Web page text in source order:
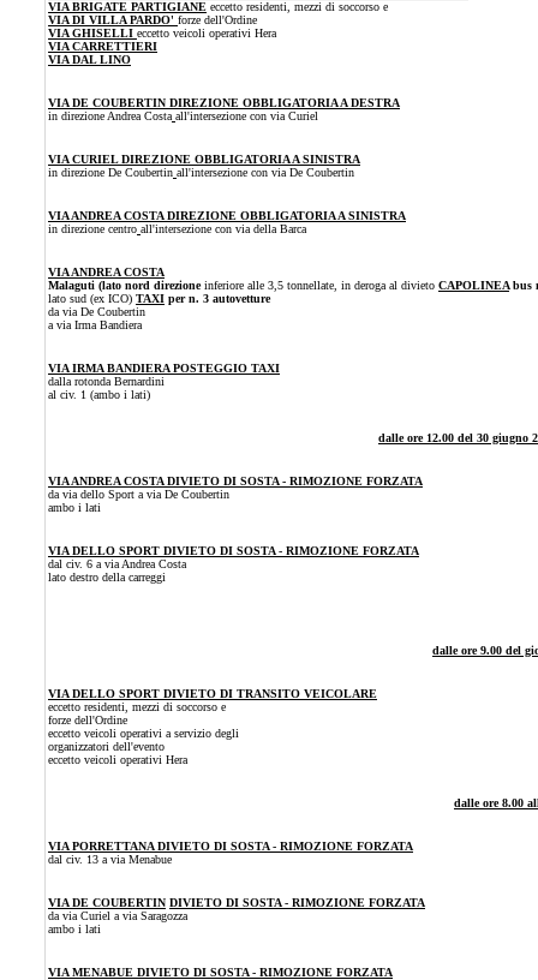
VIA BRIGATE PARTIGIANE eccetto residenti, mezzi di soccorso e
VIA DI VILLA PARDO' forze dell'Ordine
VIA GHISELLI eccetto veicoli operativi Hera
VIA CARRETTIERI
VIA DAL LINO
VIA DE COUBERTIN DIREZIONE OBBLIGATORIA A DESTRA
in direzione Andrea Costa all'intersezione con via Curiel
VIA CURIEL DIREZIONE OBBLIGATORIA A SINISTRA
in direzione De Coubertin all'intersezione con via De Coubertin
VIA ANDREA COSTA DIREZIONE OBBLIGATORIA A SINISTRA
in direzione centro all'intersezione con via della Barca
VIA ANDREA COSTA
Malaguti (lato nord direzioneinferiore alle 3,5 tonnellate, in deroga al divieto CAPOLINEAbus
lato sud (ex ICO) TAXI per n. 3 autovetture
da via De Coubertin
a via Irma Bandiera
VIA IRMA BANDIERA POSTEGGIO TAXI
dalla rotonda Bernardini
al civ. 1 (ambo i lati)
dalle ore 12.00 del 30 giugno
VIA ANDREA COSTA DIVIETO DI SOSTA - RIMOZIONE FORZATA
da via dello Sport a via De Coubertin
ambo i lati
VIA DELLO SPORT DIVIETO DI SOSTA - RIMOZIONE FORZATA
dal civ. 6 a via Andrea Costa
lato destro della carreggi
dalle ore9.00 del
VIA DELLO SPORT DIVIETO DI TRANSITO VEICOLARE
eccetto residenti, mezzi di soccorso e
forze dell'Ordine
eccetto veicoli operativi a servizio degli
organizzatori dell'evento
eccetto veicoli operativi Hera
dalle ore8.00
VIA PORRETTANA DIVIETO DI SOSTA - RIMOZIONE FORZATA
dal civ. 13 a via Menabue
VIA DE COUBERTIN DIVIETO DI SOSTA - RIMOZIONE FORZATA
da via Curiel a via Saragozza
ambo i lati
VIA MENABUE DIVIETO DI SOSTA - RIMOZIONE FORZATA